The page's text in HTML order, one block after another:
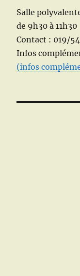
Salle
de 9h30 à 11h30
Contact : 019/
Infos
(infos